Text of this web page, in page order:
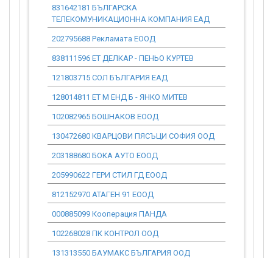
831642181 БЪЛГАРСКА
ТЕЛЕКОМУНИКАЦИОННА КОМПАНИЯ ЕАД
202795688 Рекламата ЕООД
838111596 ЕТ ДЕЛКАР - ПЕНЬО КУРТЕВ
121803715 СОЛ БЪЛГАРИЯ ЕАД
128014811 ЕТ М ЕНД Б - ЯНКО МИТЕВ
102082965 БОШНАКОВ ЕООД
130472680 КВАРЦОВИ ПЯСЪЦИ СОФИЯ ООД
203188680 БОКА АУТО ЕООД
205990622 ГЕРИ СТИЛ ГД ЕООД
812152970 АТАГЕН 91 ЕООД
000885099 Кооперация ПАНДА
102268028 ПК КОНТРОЛ ООД
131313550 БАУМАКС БЪЛГАРИЯ ООД